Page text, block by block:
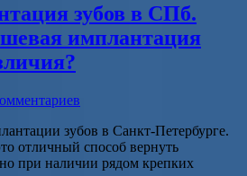
зубов в СПб.
имплантация
зубов в Санкт-Петербурге.
отличный способ вернуть
при наличии рядом крепких